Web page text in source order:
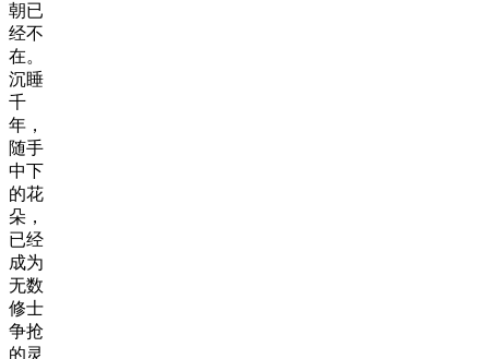
朝已
经不
在。
沉睡
千
年，
随手
中下
的花
朵，
已经
成为
无数
修士
争抢
的灵